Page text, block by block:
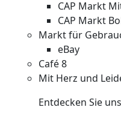
CAP Markt
CAP Markt
Markt für
eBay
Café 8
Mit Herz und
Entdecken Sie